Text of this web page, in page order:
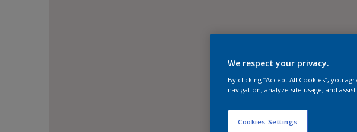
We respect your privacy.
By clicking “Accept All Cookies”, you
navigation, analyze site usage, and
Cookies Settings